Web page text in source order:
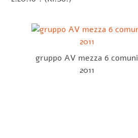
gruppo AV mezza 6 comuni
2011